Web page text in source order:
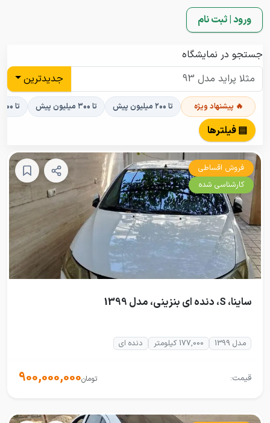
ورود | ثبت نام
جستجو در نمایشگاه
جدیدترین
🔥 پیشنهاد ویژه تا ۲۰۰ میلیون پیش تا ۳۰۰ میلیون پیش تا ۴۰۰ میلیون پیش
▤ فیلترها
فروش اقساطی
کارشناسی شده
ساینا، S، دنده ای بنزینی، مدل 1399
مدل 1399 177,000 کیلومتر دنده ای
قیمت: 900,000,000تومان